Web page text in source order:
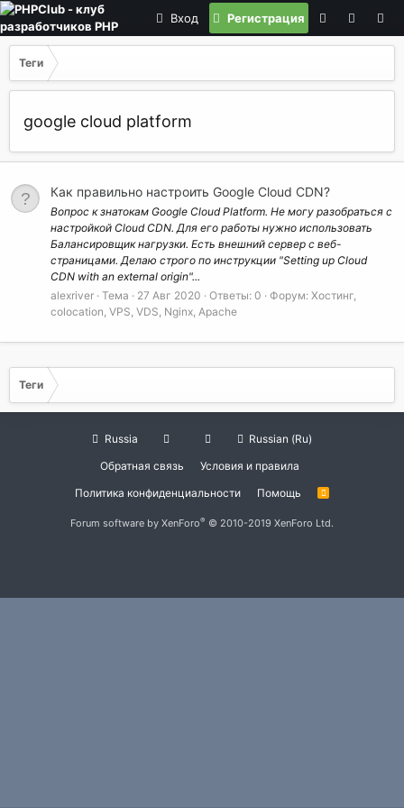
Вход Регистрация
Теги
google cloud platform
Как правильно настроить Google Cloud CDN?
Вопрос к знатокам Google Cloud Platform. Не могу разобраться с
настройкой Cloud CDN. Для его работы нужно использовать
Балансировщик нагрузки. Есть внешний сервер с веб-
страницами. Делаю строго по инструкции "Setting up Cloud
CDN with an external origin"...
alexriver Тема 27 Авг 2020 Ответы: 0 Форум: Хостинг,
colocation, VPS, VDS, Nginx, Apache
Теги
Russia
Russian (Ru)
Обратная связь
Условия и правила
Политика конфиденциальности
Помощь
R
Forum software by XenForo® © 2010-2019 XenForo Ltd.